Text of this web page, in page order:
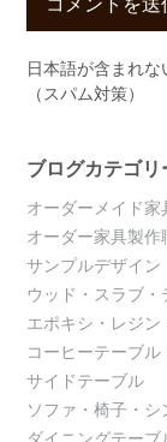
日本語が含まれな
（スパム対策）
ブログカテゴリ
オーダーメイド家
オーダー家具製作
サンプルデザイン
ウッド・スラブ・
エポキシ・レジン
コーヒーテーブ
サイドテーブル
ソファ・椅子・シ